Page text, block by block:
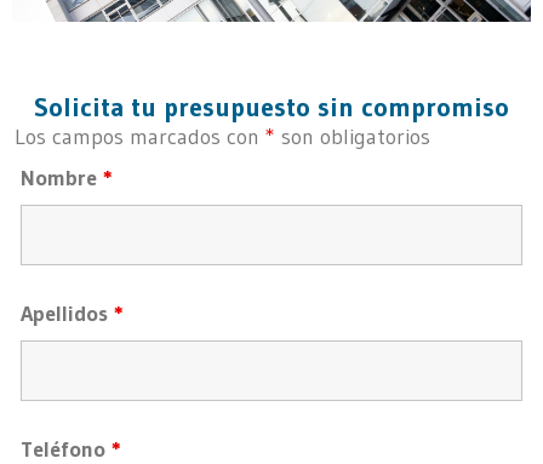
Solicita tu presupuesto sin compromiso
Los campos marcados con * son obligatorios
Nombre *
Apellidos *
Teléfono *